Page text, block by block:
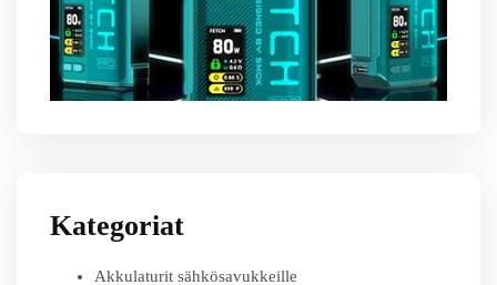
Kategoriat
Akkulaturit sähkösavukkeille